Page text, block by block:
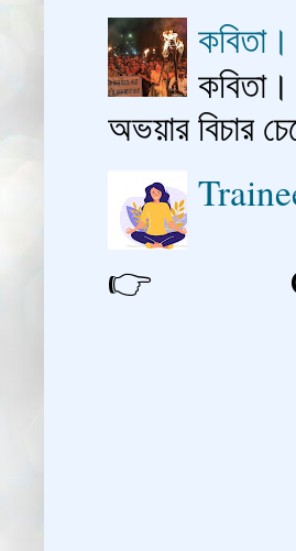
অভয়ার বিচার
👉 Click